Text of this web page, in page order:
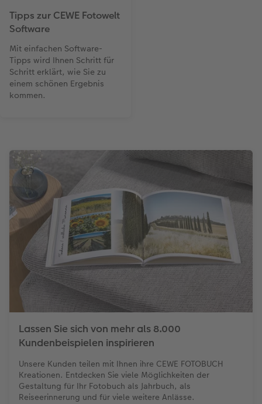
Tipps zur CEWE Fotowelt
Software
Mit einfachen Software-
Tipps wird Ihnen Schritt für
Schritt erklärt, wie Sie zu
einem schönen Ergebnis
kommen.
Lassen Sie sich von mehr als 8.000
Kundenbeispielen inspirieren
Unsere Kunden teilen mit Ihnen ihre CEWE FOTOBUCH
Kreationen. Entdecken Sie viele Möglichkeiten der
Gestaltung für Ihr Fotobuch als Jahrbuch, als
Reiseerinnerung und für viele weitere Anlässe.